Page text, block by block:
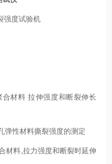
强度试验机
合材料 拉伸强度和断裂伸长
弹性材料撕裂强度的测定
材料,拉力强度和断裂时延伸